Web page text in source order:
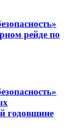
рейде по
годовщине